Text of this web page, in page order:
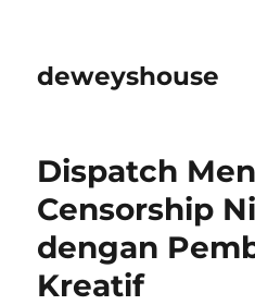
deweyshouse
Dispatch
Censorship
dengan
Kreatif